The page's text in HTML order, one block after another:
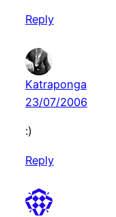
Reply
Katraponga
23/07/2006
:)
Reply